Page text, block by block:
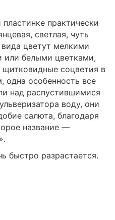
практически
светлая, чуть
цветут мелкими
или белыми цветками,
соцветия в
одна особенность все
над распустившимися
воду, они
салюта, благодаря
название —
быстро разрастается.